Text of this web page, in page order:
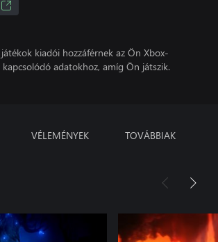
kiadói hozzáférnek az Ön Xbox-
adatokhoz, amíg Ön játszik.
VÉLEMÉNYEK TOVÁBBIAK